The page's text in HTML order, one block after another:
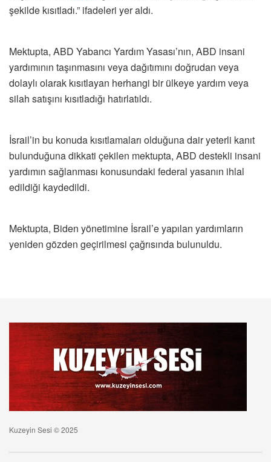
şekilde kısıtladı.” ifadeleri yer aldı.
Mektupta, ABD Yabancı Yardım Yasası’nın, ABD insani
yardımının taşınmasını veya dağıtımını doğrudan veya
dolaylı olarak kısıtlayan herhangi bir ülkeye yardım veya
silah satışını kısıtladığı hatırlatıldı.
İsrail’in bu konuda kısıtlamaları olduğuna dair yeterli kanıt
bulunduğuna dikkati çekilen mektupta, ABD destekli insani
yardımın sağlanması konusundaki federal yasanın ihlal
edildiği kaydedildi.
Mektupta, Biden yönetimine İsrail’e yapılan yardımların
yeniden gözden geçirilmesi çağrısında bulunuldu.
Kuzeyin Sesi © 2025